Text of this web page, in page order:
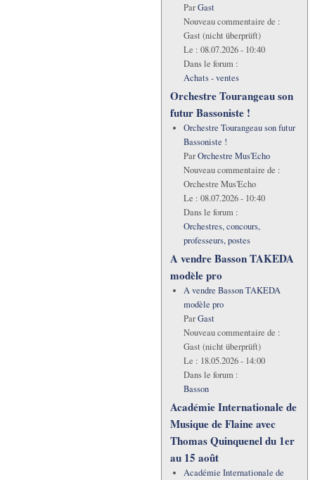
ParGast
Nouveau commentaire de :
Gast (nicht überprüft)
Le : 08.07.2026 - 10:40
Dans le forum :
Achats - ventes
Orchestre Tourangeau son
futur Bassoniste !
Orchestre Tourangeau son futur
Bassoniste !
ParOrchestre Mus'Echo
Nouveau commentaire de :
Orchestre Mus'Echo
Le : 08.07.2026 - 10:40
Dans le forum :
Orchestres, concours,
professeurs, postes
A vendre Basson TAKEDA
modèle pro
A vendre Basson TAKEDA
modèle pro
ParGast
Nouveau commentaire de :
Gast (nicht überprüft)
Le : 18.05.2026 - 14:00
Dans le forum :
Basson
Académie Internationale de
Musique de Flaine avec
Thomas Quinquenel du 1er
au 15 août
Académie Internationale de